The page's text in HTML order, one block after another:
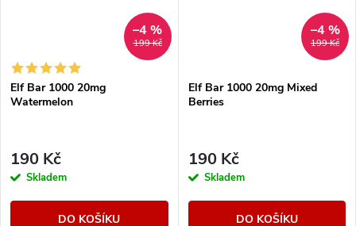
199 Kč
–4 %
Elf Bar 1000 20mg
Watermelon
190 Kč
Skladem
DO KOŠÍKU
199 Kč
–4 %
Elf Bar 1000 20mg Mixed
Berries
190 Kč
Skladem
DO KOŠÍKU